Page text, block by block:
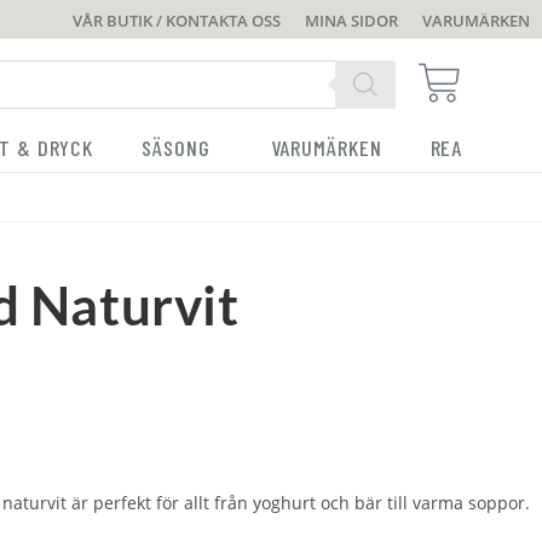
VÅR BUTIK / KONTAKTA OSS MINA SIDOR VARUMÄRKEN
& DRYCK SÄSONG VARUMÄRKEN REA
Naturvit
är perfekt för allt från yoghurt och bär till varma soppor.